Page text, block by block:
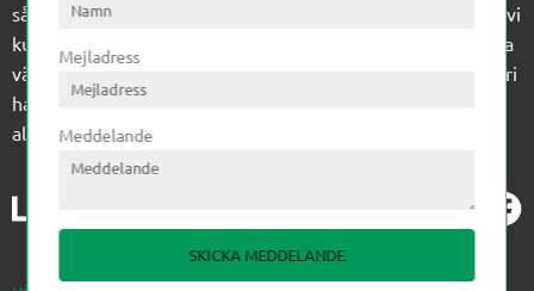
sågverksindustrin och övrig industri. Till träindustrin tillför vi
kunskap med optimeringslösningar från timmerplanen hela
vägen fram till paketering/emballering och till övrig industri
har vi ett komplement sortiment av teknikprodukter med
allt ifrån slangtillverkning till transmission och lager.
Mejladress
Meddelande
SKICKA MEDDELANDE